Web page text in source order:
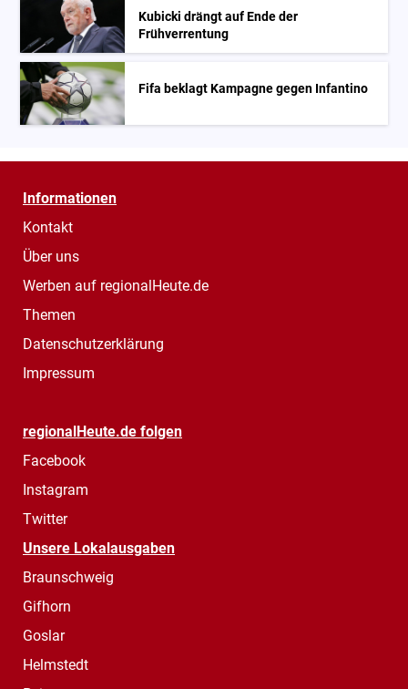
Kubicki drängt auf Ende der
Frühverrentung
Fifa beklagt Kampagne gegen Infantino
Informationen
Kontakt
Über uns
Werben auf regionalHeute.de
Themen
Datenschutzerklärung
Impressum
regionalHeute.de folgen
Facebook
Instagram
Twitter
Unsere Lokalausgaben
Braunschweig
Gifhorn
Goslar
Helmstedt